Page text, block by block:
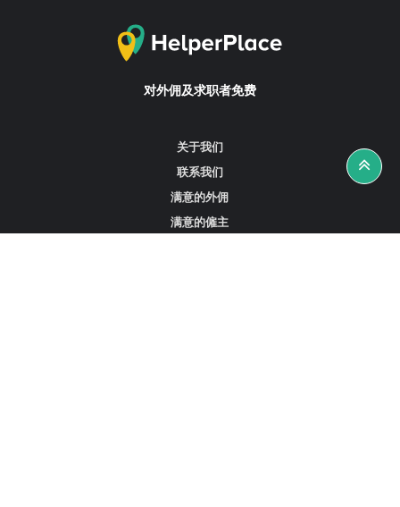
对外佣及求职者免费
关于我们
联系我们
满意的外佣
满意的僱主